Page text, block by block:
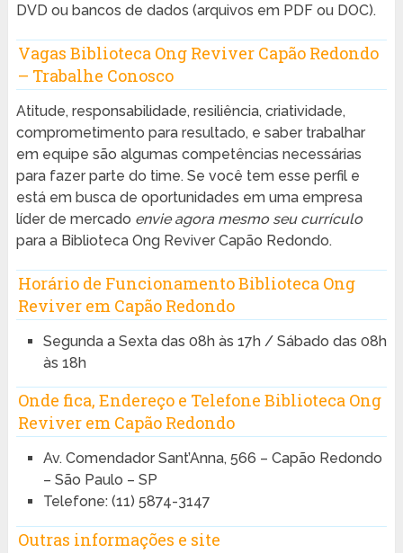
DVD ou bancos de dados (arquivos em PDF ou DOC).
Vagas Biblioteca Ong Reviver Capão Redondo
– Trabalhe Conosco
Atitude, responsabilidade, resiliência, criatividade,
comprometimento para resultado, e saber trabalhar
em equipe são algumas competências necessárias
para fazer parte do time. Se você tem esse perfil e
está em busca de oportunidades em uma empresa
líder de mercado envie agora mesmo seu currículo
para a Biblioteca Ong Reviver Capão Redondo.
Horário de Funcionamento Biblioteca Ong
Reviver em Capão Redondo
Segunda a Sexta das 08h às 17h / Sábado das 08h
às 18h
Onde fica, Endereço e Telefone Biblioteca Ong
Reviver em Capão Redondo
Av. Comendador Sant’Anna, 566 – Capão Redondo
– São Paulo – SP
Telefone: (11) 5874-3147
Outras informações e site